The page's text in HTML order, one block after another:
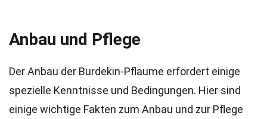
Anbau und Pflege
Der Anbau der Burdekin-Pflaume erfordert einige
spezielle Kenntnisse und Bedingungen. Hier sind
einige wichtige Fakten zum Anbau und zur Pflege